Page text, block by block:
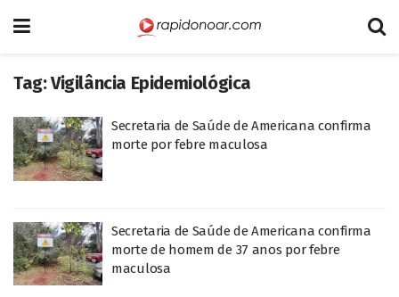
Tag:Vigilância Epidemiológica
Secretaria de Saúde de Americana confirma
morte por febre maculosa
Secretaria de Saúde de Americana confirma
morte de homem de 37 anos por febre
maculosa